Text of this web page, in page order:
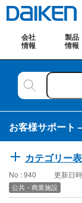
会社
情報
製品
情報
お客様サポート
カテゴリー
No : 940 更新日
公共・商業施設